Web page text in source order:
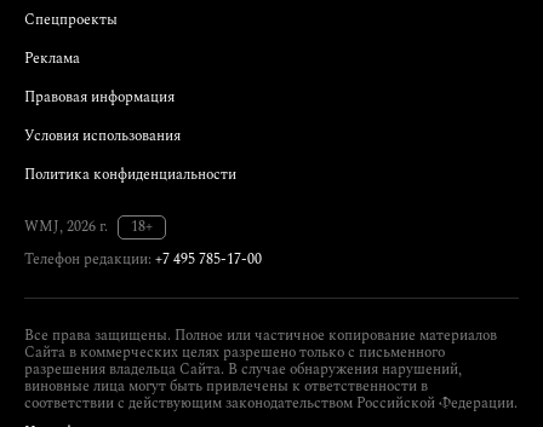
Спецпроекты
Реклама
Правовая информация
Условия использования
Политика конфиденциальности
WMJ, 2026 г.
18+
Телефон редакции: +7 495 785-17-00
Все права защищены. Полное или частичное копирование материалов
Сайта в коммерческих целях разрешено только с письменного
разрешения владельца Сайта. В случае обнаружения нарушений,
виновные лица могут быть привлечены к ответственности в
соответствии с действующим законодательством Российской Федерации.